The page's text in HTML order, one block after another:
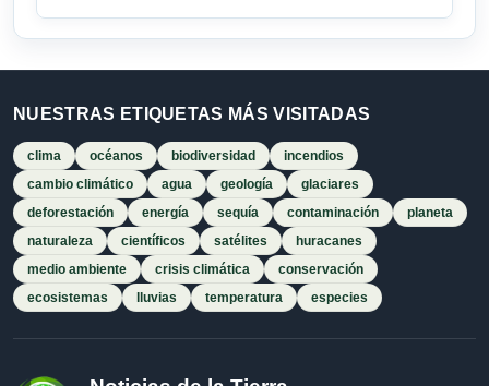
NUESTRAS ETIQUETAS MÁS VISITADAS
clima océanos biodiversidad
incendios
cambio climático
agua geología
glaciares
deforestación
energía sequía contaminación
planeta
naturaleza
científicos satélites
huracanes
medio ambiente
crisis climática
conservación
ecosistemas
lluvias temperatura especies